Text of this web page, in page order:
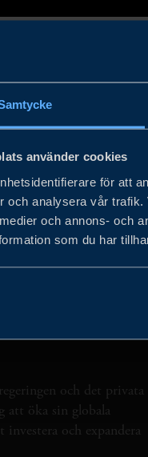
använder cookies
för att
och analysera vår
och annons- och
som du har
SEMINARIUM
och det privata
att öka sin globala
och expandera